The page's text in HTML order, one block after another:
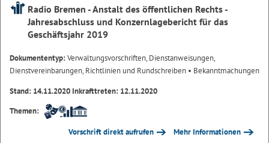
Radio Bremen - Anstalt des öffentlichen Rechts -
Jahresabschluss und Konzernlagebericht für das
Geschäftsjahr 2019
Dokumententyp:Verwaltungsvorschriften, Dienstanweisungen,
Dienstvereinbarungen, Richtlinien und Rundschreiben • Bekanntmachungen
Stand: 14.11.2020 Inkrafttreten: 12.11.2020
Themen:
Vorschrift direkt aufrufen Mehr Informationen